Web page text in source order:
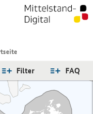
FAQ
Filter